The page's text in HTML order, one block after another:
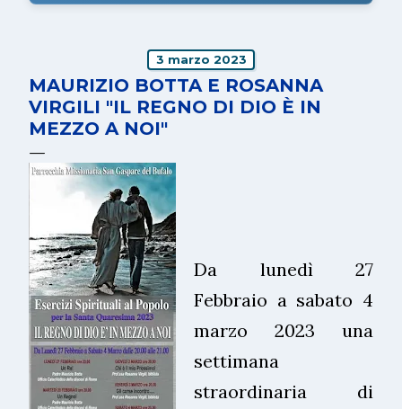
3 marzo 2023
MAURIZIO BOTTA E ROSANNA
VIRGILI "IL REGNO DI DIO È IN
MEZZO A NOI"
Da lunedì 27
Febbraio a sabato 4
marzo 2023 una
settimana
straordinaria di